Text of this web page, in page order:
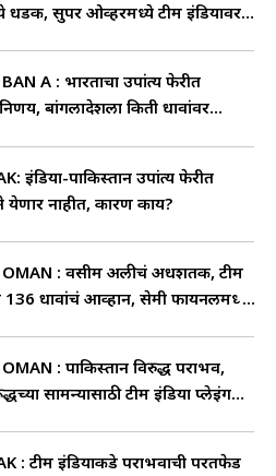
धडक, सुपर ओव्हरमध्ये टीम इंडियावर
A : भारताचा उपांत्य फेरीत
बांगलादेशला किती धावांवर
इंडिया-पाकिस्तान उपांत्य फेरीत
आमनेसामने येणार नाहीत, कारण काय?
: वसीम अलीचं अर्धशतक, टीम
136 धावांचं आव्हान, सेमी फायनलमध्ये
: पाकिस्तान विरुद्ध पराभव,
सामन्यासाठी टीम इंडिया प्लेइंग
: टीम इंडियाकडे पराभवाची परतफेड